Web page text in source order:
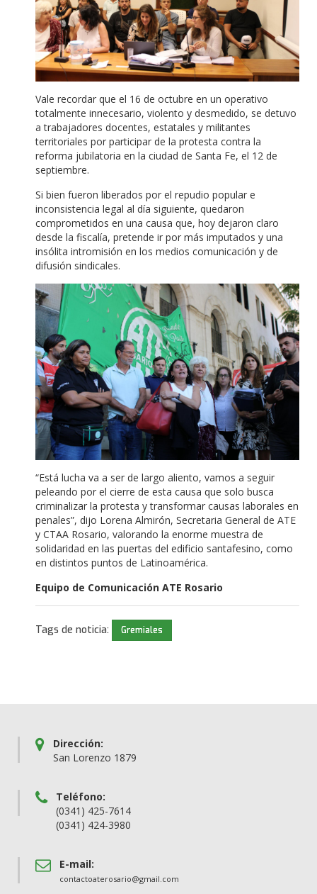
Vale recordar que el 16 de octubre en un operativo
totalmente innecesario, violento y desmedido, se detuvo
a trabajadores docentes, estatales y militantes
territoriales por participar de la protesta contra la
reforma jubilatoria en la ciudad de Santa Fe, el 12 de
septiembre.
Si bien fueron liberados por el repudio popular e
inconsistencia legal al día siguiente, quedaron
comprometidos en una causa que, hoy dejaron claro
desde la fiscalía, pretende ir por más imputados y una
insólita intromisión en los medios comunicación y de
difusión sindicales.
“Está lucha va a ser de largo aliento, vamos a seguir
peleando por el cierre de esta causa que solo busca
criminalizar la protesta y transformar causas laborales en
penales”, dijo Lorena Almirón, Secretaria General de ATE
y CTAA Rosario, valorando la enorme muestra de
solidaridad en las puertas del edificio santafesino, como
en distintos puntos de Latinoamérica.
Equipo de Comunicación ATE Rosario
Tags de noticia: Gremiales
Dirección:
San Lorenzo 1879
Teléfono:
(0341) 425-7614
(0341) 424-3980
E-mail:
contactoaterosario@gmail.com